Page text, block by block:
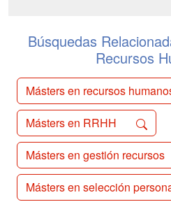
puesto en
las ...
Búsquedas
Recursos
Másters en recursos
Másters en RRHH
Másters en gestión recursos
Másters en selección